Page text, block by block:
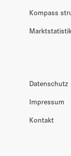
Kompass
Datenschutz
Impressum
Kontakt